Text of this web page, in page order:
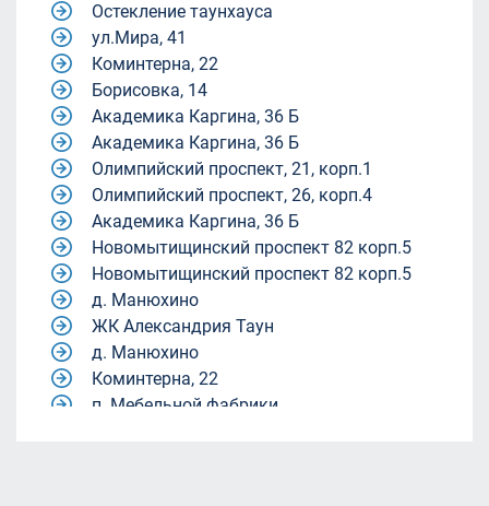
Остекление таунхауса
ул.Мира, 41
Коминтерна, 22
Борисовка, 14
Академика Каргина, 36 Б
Академика Каргина, 36 Б
Олимпийский проспект, 21, корп.1
Олимпийский проспект, 26, корп.4
Академика Каргина, 36 Б
Новомытищинский проспект 82 корп.5
Новомытищинский проспект 82 корп.5
д. Манюхино
ЖК Александрия Таун
д. Манюхино
Коминтерна, 22
п. Мебельной фабрики.